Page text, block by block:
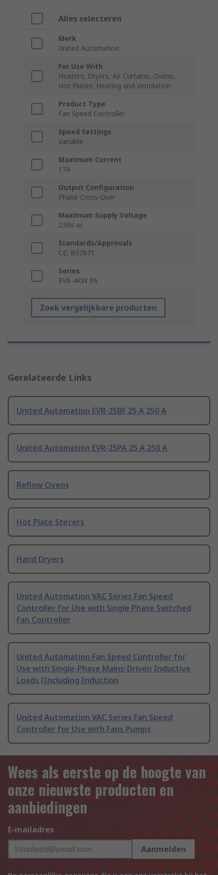
Alles selecteren
Merk
United Automation
For Use With
Heaters, Dryers, Air Curtains, Ovens,
Hot Plates, Heating and Ventilation
Product Type
Fan Speed Controller
Speed Settings
Variable
Maximum Current
17A
Output Configuration
Phase Cross-Over
Maximum Supply Voltage
230V ac
Standards/Approvals
CE, BS7671
Series
EVR-4KW PA
Zoek vergelijkbare producten
Gerelateerde Links
United Automation EVR-25BF 25 A 250 A
United Automation EVR-25PA 25 A 250 A
Reflow Ovens
Hot Plate Stirrers
Hand Dryers
United Automation VAC Series Fan Speed
Controller for Use with Single Phase Switched
Fan Controller
United Automation Fan Speed Controller for
Use with Single-Phase Mains-Driven Inductive
Loads (Including Induction
United Automation VAC Series Fan Speed
Controller for Use with Fans Pumps
Wees als eerste op de hoogte van
onze nieuwste producten en
aanbiedingen
E-mailadres
Aanmelden